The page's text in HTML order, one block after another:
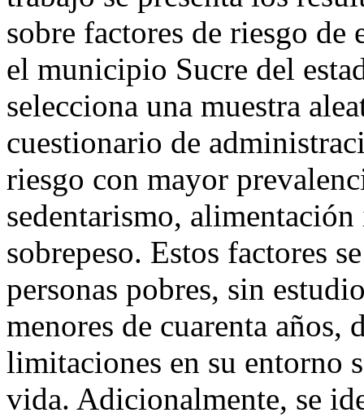
sobre factores de riesgo de
el municipio Sucre del
selecciona una muestra
cuestionario de
riesgo con mayor
sedentarismo,
sobrepeso. Estos factores
personas pobres, sin
menores de cuarenta
limitaciones en su entorno
vida. Adicionalmente, se